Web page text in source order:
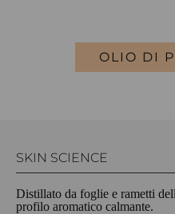
OLIO DI
SKIN SCIENCE
Distillato da foglie e rametti
profilo aromatico calmante.